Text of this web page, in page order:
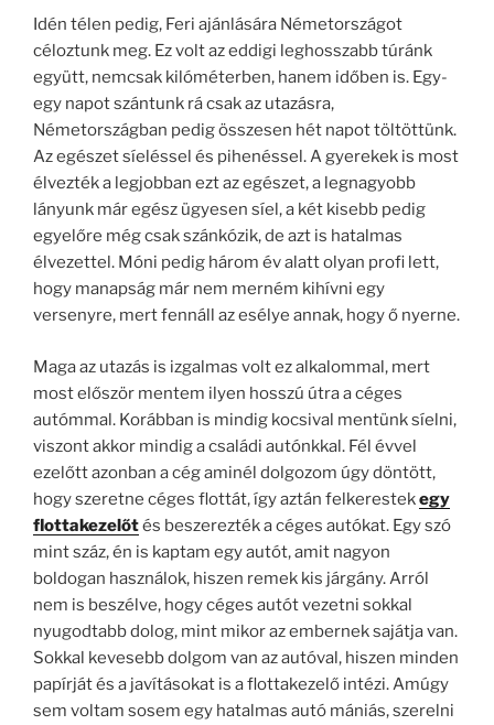
Idén télen pedig, Feri ajánlására Németországot
céloztunk meg. Ez volt az eddigi leghosszabb túránk
együtt, nemcsak kilóméterben, hanem időben is. Egy-
egy napot szántunk rá csak az utazásra,
Németországban pedig összesen hét napot töltöttünk.
Az egészet síeléssel és pihenéssel. A gyerekek is most
élvezték a legjobban ezt az egészet, a legnagyobb
lányunk már egész ügyesen síel, a két kisebb pedig
egyelőre még csak szánkózik, de azt is hatalmas
élvezettel. Móni pedig három év alatt olyan profi lett,
hogy manapság már nem merném kihívni egy
versenyre, mert fennáll az esélye annak, hogy ő nyerne.
Maga az utazás is izgalmas volt ez alkalommal, mert
most először mentem ilyen hosszú útra a céges
autómmal. Korábban is mindig kocsival mentünk síelni,
viszont akkor mindig a családi autónkkal. Fél évvel
ezelőtt azonban a cég aminél dolgozom úgy döntött,
hogy szeretne céges flottát, így aztán felkerestekegy
flottakezelőtés beszerezték a céges autókat. Egy szó
mint száz, én is kaptam egy autót, amit nagyon
boldogan használok, hiszen remek kis járgány. Arról
nem is beszélve, hogy céges autót vezetni sokkal
nyugodtabb dolog, mint mikor az embernek sajátja van.
Sokkal kevesebb dolgom van az autóval, hiszen minden
papírját és a javításokat is a flottakezelő intézi. Amúgy
sem voltam sosem egy hatalmas autó mániás, szerelni